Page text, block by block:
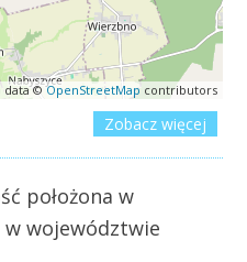
data ©OpenStreetMap contributors
Zobacz więcej
położona w
województwie